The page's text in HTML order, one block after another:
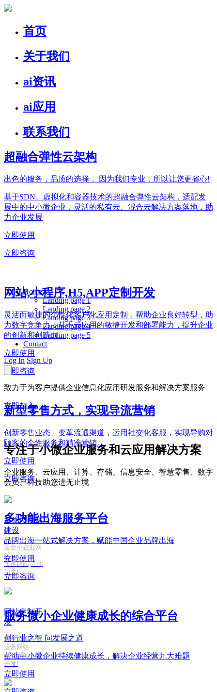
首页
关于我们
ai资讯
ai应用
联系我们
超融合弹性云架构
出色的服务，品质的选择， 因为我们专业，所以让您更省心!
基于SDN、虚拟化和容器技术的超融合弹性云架构，适配发
展中的中小微企业，灵活的私有云、混合云解决方案落地，助
力企业发展
立即使用
立即咨询
网站,小程序,H5,APP定制开发
灵活而敏捷的个性化客户化应用定制，帮助企业良好转型，助
力数字竞争力；基于云应用的敏捷开发和部署能力，提升企业
的创新和创造力。
立即使用
立即咨询
新型零售方式，实现导流营销
创新零售业态、变革流通渠道，运用社交化客服，实现导购对
顾客的个性服务和精准营销。
立即使用
立即咨询
多功能出海服务平台
品牌出海一站式解决方案，赋能中国企业品牌出海
立即使用
立即咨询
服务微小企业健康成长的综合平台
创行业之智 问发展之道
帮助中小微企业持续健康成长，解决企业经营九大难题
立即使用
Home
Landing page 1
Landing page 2
Landing page 3
Landing page 4
Landing page 5
Contact
Log In Sign Up
致力于为客户提供企业信息化应用研发服务和解决方案服务
立即加入
专注于小微企业服务和云应用解决方案
企业服务、云应用、计算、存储、信息安全、智慧零售、数字
会员、科技助您进无止境
基础型网站
建设
适合小企业网
站
快速建站,宣传
为主!
网站定制开
发
量身定制各类
运营网站
大型网站个性
开发!